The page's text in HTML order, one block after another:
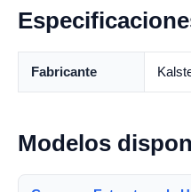
Fabricante
Modelos